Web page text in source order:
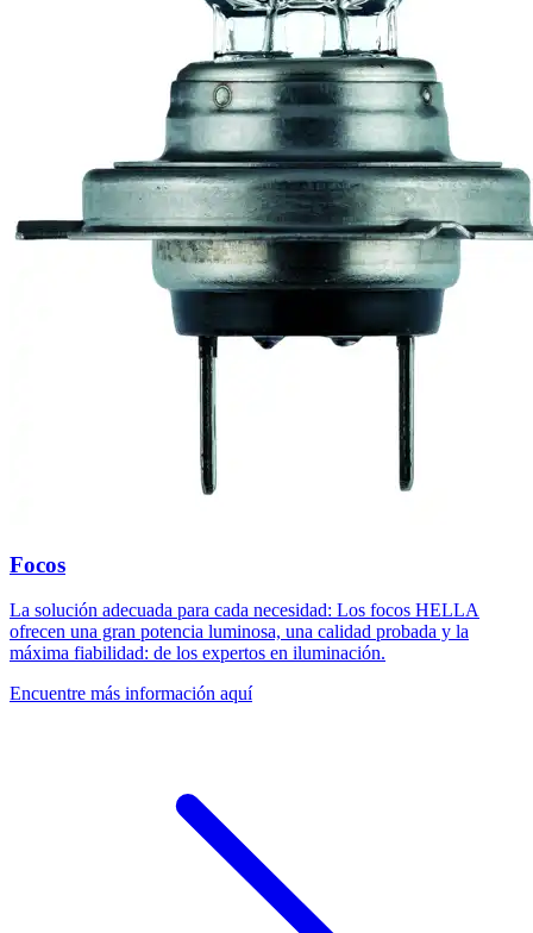
Focos
La solución adecuada para cada necesidad: Los focos HELLA
ofrecen una gran potencia luminosa, una calidad probada y la
máxima fiabilidad: de los expertos en iluminación.
Encuentre más información aquí